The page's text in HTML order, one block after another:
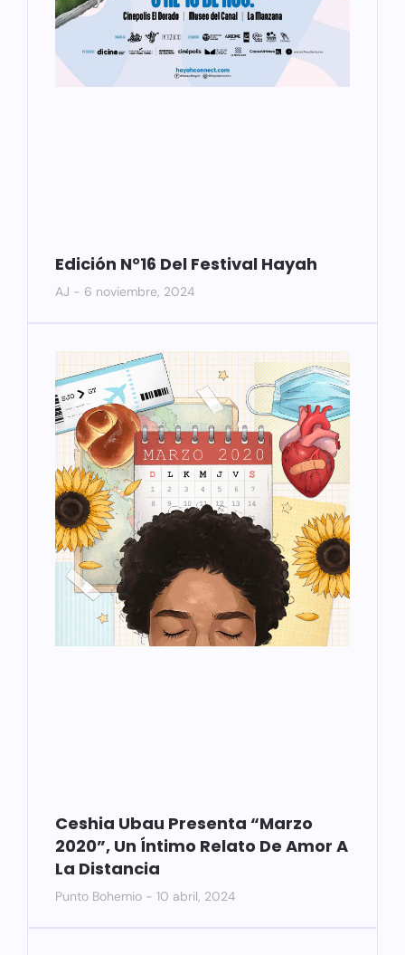
Edición N°16 Del Festival Hayah
AJ 6 noviembre, 2024
Ceshia Ubau Presenta “Marzo
2020”, Un Íntimo Relato De Amor A
La Distancia
Punto Bohemio 10 abril, 2024